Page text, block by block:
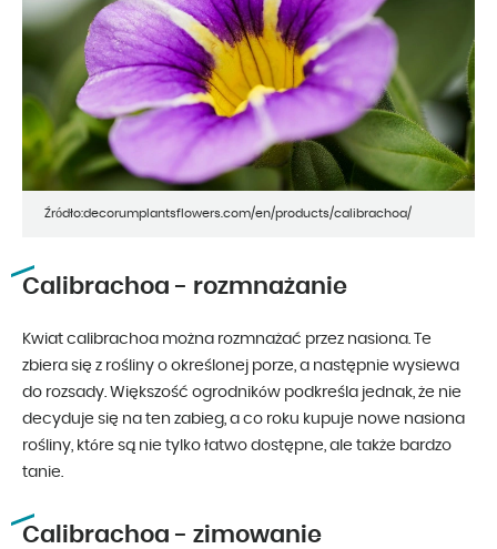
Źródło:decorumplantsflowers.com/en/products/calibrachoa/
Calibrachoa - rozmnażanie
Kwiat calibrachoa można rozmnażać przez nasiona. Te
zbiera się z rośliny o określonej porze, a następnie wysiewa
do rozsady. Większość ogrodników podkreśla jednak, że nie
decyduje się na ten zabieg, a co roku kupuje nowe nasiona
rośliny, które są nie tylko łatwo dostępne, ale także bardzo
tanie.
Calibrachoa - zimowanie